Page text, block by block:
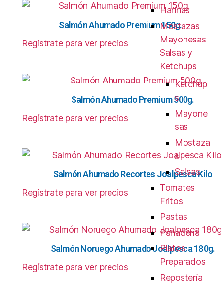
Salmón Ahumado Premium 150g.
Regístrate para ver precios
Salmón Ahumado Premium 500g.
Regístrate para ver precios
Salmón Ahumado Recortes Joalpesca Kilo
Regístrate para ver precios
Salmón Noruego Ahumado Joalpesca 180g.
Regístrate para ver precios
Harinas
Mostazas
Mayonesas
Salsas y
Ketchups
Ketchup
s
Mayone
sas
Mostaza
s
Salsas
Tomates
Fritos
Pastas
Panadería
Platos
Preparados
Repostería